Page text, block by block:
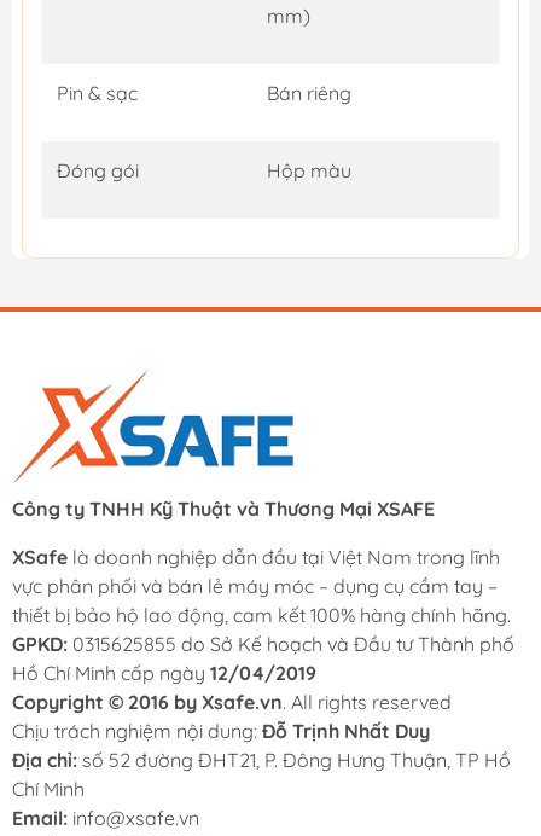
mm)
Pin & sạc Bán riêng
Đóng gói Hộp màu
Công ty TNHH Kỹ Thuật và Thương Mại XSAFE
XSafe là doanh nghiệp dẫn đầu tại Việt Nam trong lĩnh
vực phân phối và bán lẻ máy móc – dụng cụ cầm tay –
thiết bị bảo hộ lao động, cam kết 100% hàng chính hãng.
GPKD: 0315625855 do Sở Kế hoạch và Đầu tư Thành phố
Hồ Chí Minh cấp ngày 12/04/2019
Copyright © 2016 by Xsafe.vn. All rights reserved
Chịu trách nghiệm nội dung: Đỗ Trịnh Nhất Duy
Địa chỉ: số 52 đường ĐHT21, P. Đông Hưng Thuận, TP Hồ
Chí Minh
Email: info@xsafe.vn